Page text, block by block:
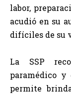
labor,
acudió en su
difíciles de su
La SSP
paramédico y
permite